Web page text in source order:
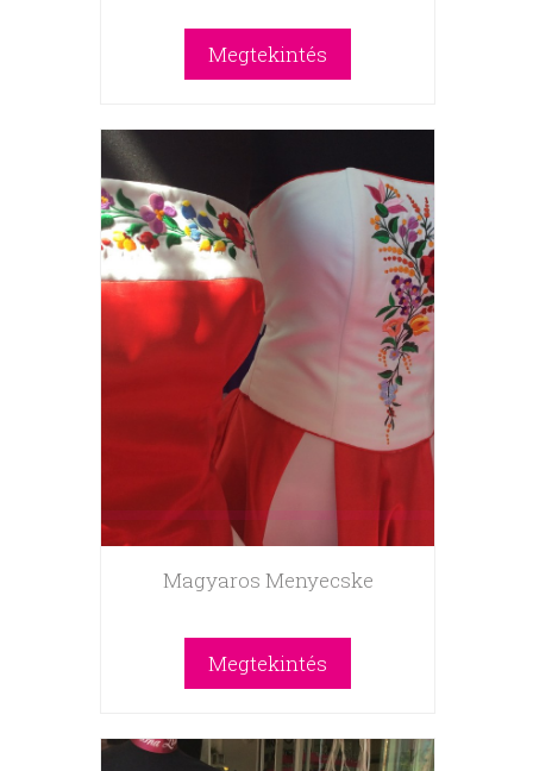
Megtekintés
Magyaros Menyecske
Megtekintés